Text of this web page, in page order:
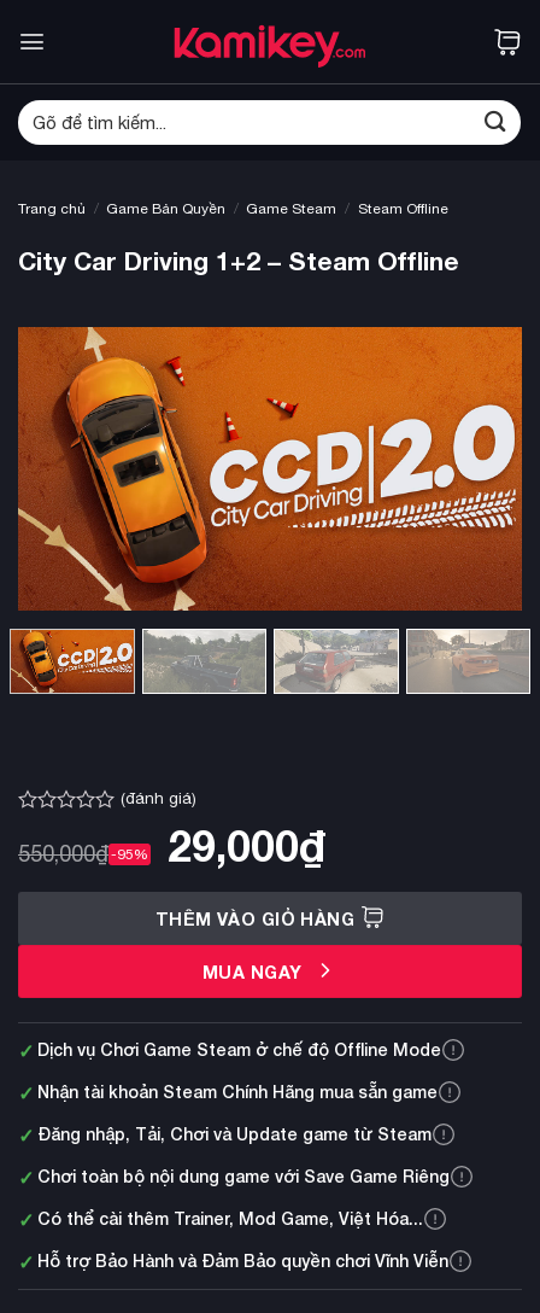
qua
dung
Tìm
kiếm:
Trang chủ / Game Bản Quyền / Game Steam / Steam Offline
City Car Driving 1+2 – Steam Offline
xếp
hạng
0.0
(đánh giá)
550,000₫-95% 29,000₫
THÊM VÀO GIỎ HÀNG
MUA NGAY
✓ Dịch vụ Chơi Game Steam ở chế độ Offline Mode
✓ Nhận tài khoản Steam Chính Hãng mua sẵn game
✓ Đăng nhập, Tải, Chơi và Update game từ Steam
✓ Chơi toàn bộ nội dung game với Save Game Riêng
✓ Có thể cài thêm Trainer, Mod Game, Việt Hóa...
✓ Hỗ trợ Bảo Hành và Đảm Bảo quyền chơi Vĩnh Viễn
Steam Offline là gì? Chính sách bảo hành